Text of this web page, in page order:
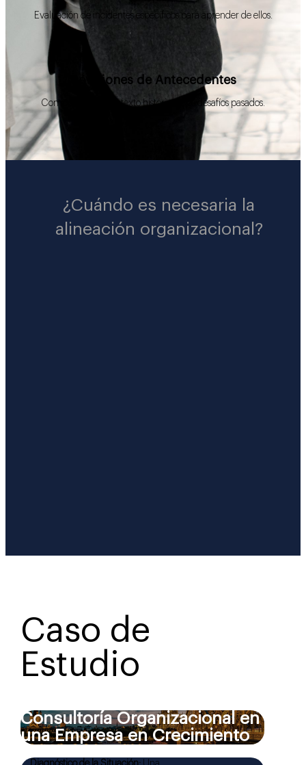
Evaluación de incidentes específicos para aprender de ellos.
Revisiones de Antecedentes
Comprender el contexto histórico y los desafíos pasados.
¿Cuándo es necesaria la
alineación organizacional?
Caso de
Estudio
Consultoría Organizacional en
una Empresa en Crecimiento